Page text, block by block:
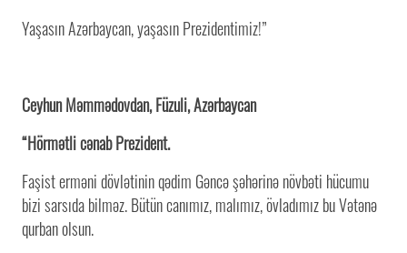
Yaşasın Azərbaycan, yaşasın Prezidentimiz!”
Ceyhun Məmmədovdan, Füzuli, Azərbaycan
“Hörmətli cənab Prezident.
Faşist erməni dövlətinin qədim Gəncə şəhərinə növbəti hücumu
bizi sarsıda bilməz. Bütün canımız, malımız, övladımız bu Vətənə
qurban olsun.